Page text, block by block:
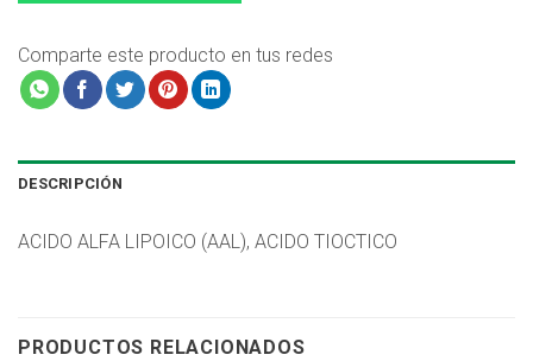
Comparte este producto en tus redes
DESCRIPCIÓN
ACIDO ALFA LIPOICO (AAL), ACIDO TIOCTICO
PRODUCTOS RELACIONADOS